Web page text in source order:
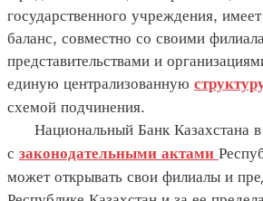
государственного учреждения,
баланс, совместно со своими
представительствами и
единую централизованную
схемой подчинения.
Национальный Банк Казахстана в
с законодательными актами
может открывать свои филиалы и